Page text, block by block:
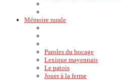
Mémoire rurale
Paroles du bocage
Lexique mayennais
Le patois
Jouer à la ferme